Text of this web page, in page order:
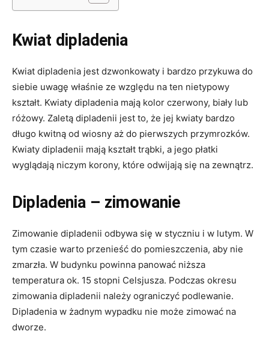
Kwiat dipladenia
Kwiat dipladenia jest dzwonkowaty i bardzo przykuwa do
siebie uwagę właśnie ze względu na ten nietypowy
kształt. Kwiaty dipladenia mają kolor czerwony, biały lub
różowy. Zaletą dipladenii jest to, że jej kwiaty bardzo
długo kwitną od wiosny aż do pierwszych przymrozków.
Kwiaty dipladenii mają kształt trąbki, a jego płatki
wyglądają niczym korony, które odwijają się na zewnątrz.
Dipladenia – zimowanie
Zimowanie dipladenii odbywa się w styczniu i w lutym. W
tym czasie warto przenieść do pomieszczenia, aby nie
zmarzła. W budynku powinna panować niższa
temperatura ok. 15 stopni Celsjusza. Podczas okresu
zimowania dipladenii należy ograniczyć podlewanie.
Dipladenia w żadnym wypadku nie może zimować na
dworze.